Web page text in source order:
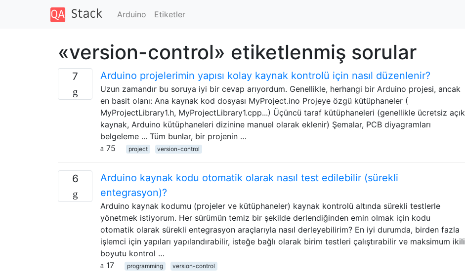
Arduino Etiketler
«version-control» etiketlenmiş sorular
7 Arduino projelerimin yapısı kolay kaynak kontrolü için nasıl düzenlenir?
Uzun zamandır bu soruya iyi bir cevap arıyordum. Genellikle, herhangi bir Arduino projesi, ancak
en basit olanı: Ana kaynak kod dosyası MyProject.ino Projeye özgü kütüphaneler (
MyProjectLibrary1.h, MyProjectLibrary1.cpp...) Üçüncü taraf kütüphaneleri (genellikle ücretsiz açık
kaynak, Arduino kütüphaneleri dizinine manuel olarak eklenir) Şemalar, PCB diyagramları
belgeleme ... Tüm bunlar, bir projenin …
75
project version-control
6
Arduino kaynak kodu otomatik olarak nasıl test edilebilir (sürekli
entegrasyon)?
Arduino kaynak kodumu (projeler ve kütüphaneler) kaynak kontrolü altında sürekli testlerle
yönetmek istiyorum. Her sürümün temiz bir şekilde derlendiğinden emin olmak için kodu
otomatik olarak sürekli entegrasyon araçlarıyla nasıl derleyebilirim? En iyi durumda, birden fazla
işlemci için yapıları yapılandırabilir, isteğe bağlı olarak birim testleri çalıştırabilir ve maksimum ikili
boyutu kontrol …
17
programming version-control